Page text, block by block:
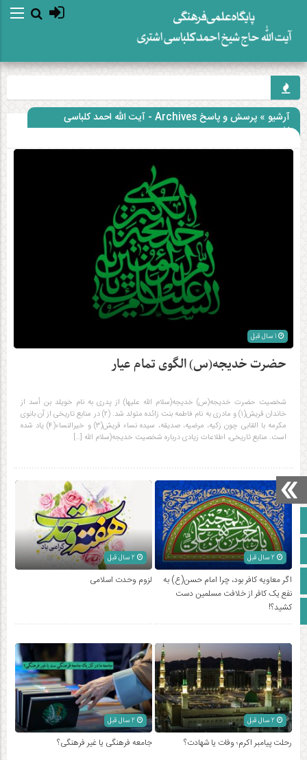
صفحه نخست
آپارات
اینستاگرام
زبان انگلیسی
آرشیو » پرسش و پاسخ Archives - آیت الله احمد کلباسی
اشتری
حضرت خدیجه(س) الگوی تمام عیار
شخصیت حضرت خدیجه(س) خدیجه(سلام الله علیها) از پدری به نام خویلد بن أسد از
خاندان قریش(۱) و مادری به نام فاطمه بنت زائده متولد شد. (۲) در منابع تاریخی از آن بانوی
مکرمه با القابی چون زکیه، مرضیه، صدیقه، سیده نساء قریش(۳) و خیرالنساء(۴) یاد شده
است. منابع تاریخی، اطلاعات زیادی درباره شخصیت خدیجه(سلام الله […]
2 سال قبل
اگر معاویه کافر بود، چرا امام حسن(ع) به
نفع یک کافر از خلافت مسلمین دست
کشید؟!
لزوم وحدت اسلامی
2 سال قبل
رحلت پیامبر اکرم؛ وفات یا شهادت؟ جامعه فرهنگی یا غیر فرهنگی؟